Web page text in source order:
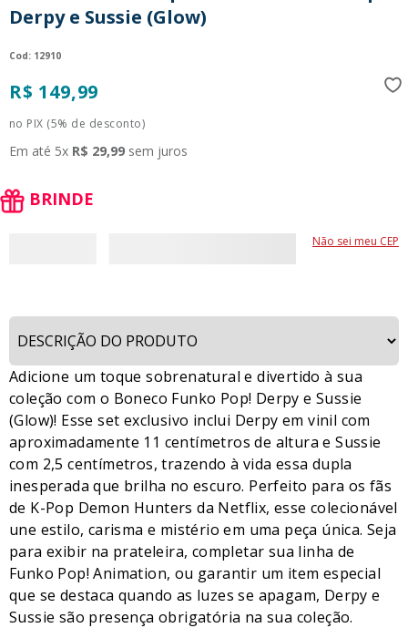
Derpy e Sussie (Glow)
: 12910
R$ 149,99
no PIX (5% de desconto)
Em até 5x R$ 29,99 sem juros
BRINDE
Não sei meu CEP
Adicione um toque sobrenatural e divertido à sua
coleção com o Boneco Funko Pop! Derpy e Sussie
(Glow)! Esse set exclusivo inclui Derpy em vinil com
aproximadamente 11 centímetros de altura e Sussie
com 2,5 centímetros, trazendo à vida essa dupla
inesperada que brilha no escuro. Perfeito para os fãs
de K-Pop Demon Hunters da Netflix, esse colecionável
une estilo, carisma e mistério em uma peça única. Seja
para exibir na prateleira, completar sua linha de
Funko Pop! Animation, ou garantir um item especial
que se destaca quando as luzes se apagam, Derpy e
Sussie são presença obrigatória na sua coleção.
9º
guerreiras kpop